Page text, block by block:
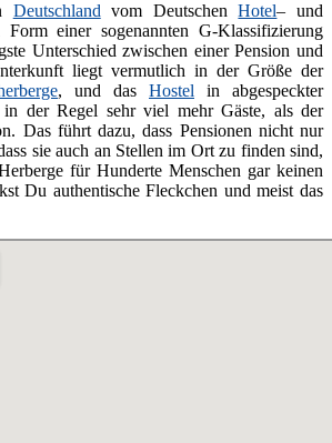
Deutschlandvom DeutschenHotel– und
Form einer sogenannten G-Klassifizierung
Unterschied zwischen einer Pension und
liegt vermutlich in der Größe der
, und das Hostel in abgespeckter
in der Regel sehr viel mehr Gäste, als der
Das führt dazu, dass Pensionen nicht nur
sie auch an Stellen im Ort zu finden sind,
für Hunderte Menschen gar keinen
Du authentische Fleckchen und meist das